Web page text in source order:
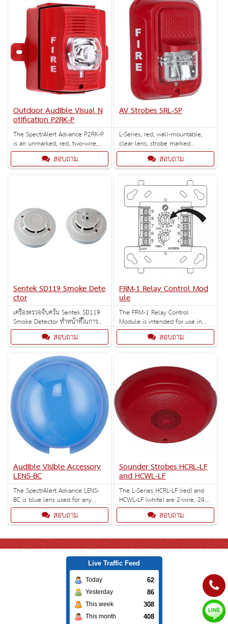
Outdoor Audible Visual N
otification P2RK-P
The SpectrAlert Advance P2RK-P
is an unmarked, red, two-wire,
outdoor horn strobe with
selectable strobe settings of 15,
15/75, 30, 75, 95, 110 and 115
สอบถาม
AV Strobes SRL-SP
L-Series, red, wall-mountable,
clear lens, strobe marked
"FUEGO". Selectable strobe
settings: 15, 30, 75, 95, 110,
135, and 185 cd.
สอบถาม
Sentek SD119 Smoke Dete
ctor
เครื่องตรวจจับควัน Sentek SD119
Smoke Detector ทำหน้าที่ในการ
ป้องกันการเกิดเหตุเพลิงไหม้ ตรวจจับ
ควันไฟ แล้วจะทำการส่งสัญญาณแจ้ง
เตือน
สอบถาม
FRM-1 Relay Control Mod
ule
The FRM-1 Relay Control
Module is intended for use in
intelligent, two-wire systems
where the individual address of
each module is selected using
สอบถาม
Audible Visible Accessory
LENS-BC
The SpectrAlert Advance LENS-
BC is blue lens used for any
indoor or outdoor ceiling mount
สอบถาม
Sounder Strobes HCRL-LF
and HCWL-LF
The L-Series HCRL-LF (red) and
HCWL-LF (white) are 2-wire, 24
volt, 520Hz, ceiling sounders.
สอบถาม
Live Traffic Feed
Today 62
Yesterday 86
This week 308
This month 408